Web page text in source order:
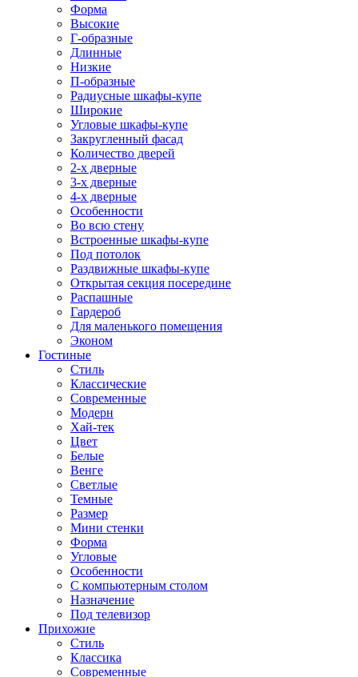
Форма
Высокие
Г-образные
Длинные
Низкие
П-образные
Радиусные шкафы-купе
Широкие
Угловые шкафы-купе
Закругленный фасад
Количество дверей
2-х дверные
3-х дверные
4-х дверные
Особенности
Во всю стену
Встроенные шкафы-купе
Под потолок
Раздвижные шкафы-купе
Открытая секция посередине
Распашные
Гардероб
Для маленького помещения
Эконом
Гостиные
Стиль
Классические
Современные
Модерн
Хай-тек
Цвет
Белые
Венге
Светлые
Темные
Размер
Мини стенки
Форма
Угловые
Особенности
С компьютерным столом
Назначение
Под телевизор
Прихожие
Стиль
Классика
Современные